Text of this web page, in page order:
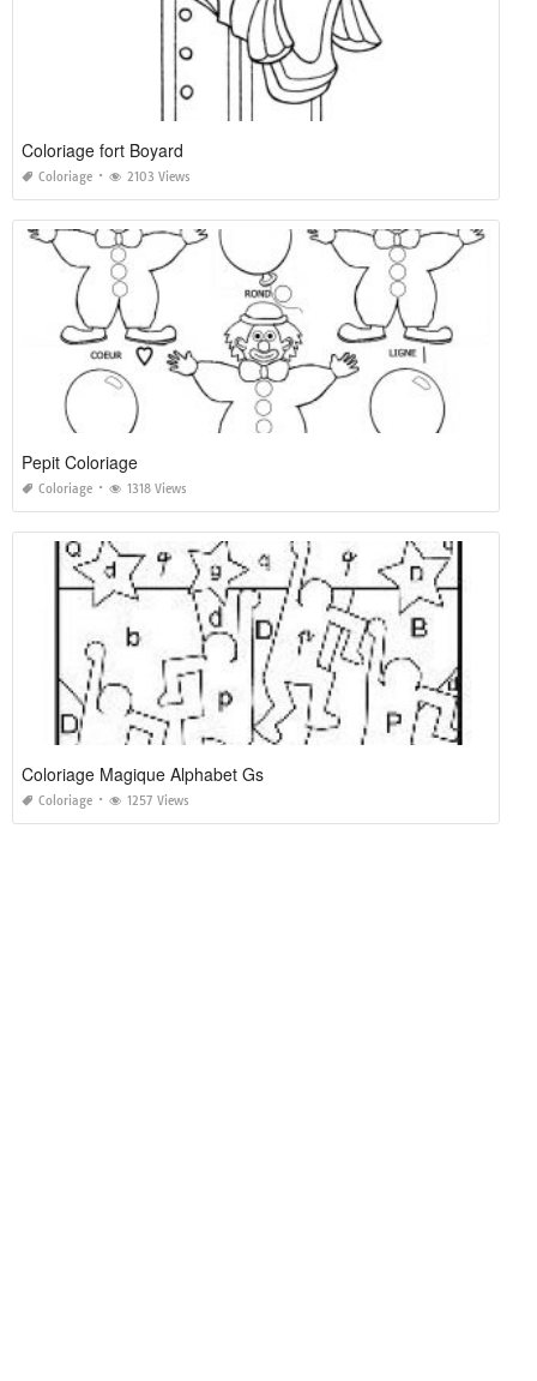
Coloriage fort Boyard
Coloriage 2103 Views
Pepit Coloriage
Coloriage 1318 Views
Coloriage Magique Alphabet Gs
Coloriage 1257 Views